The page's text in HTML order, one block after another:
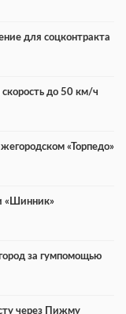
для соцконтракта
до 50 км/ч
«Торпедо»
«Шинник»
за гумпомощью
через Пижму